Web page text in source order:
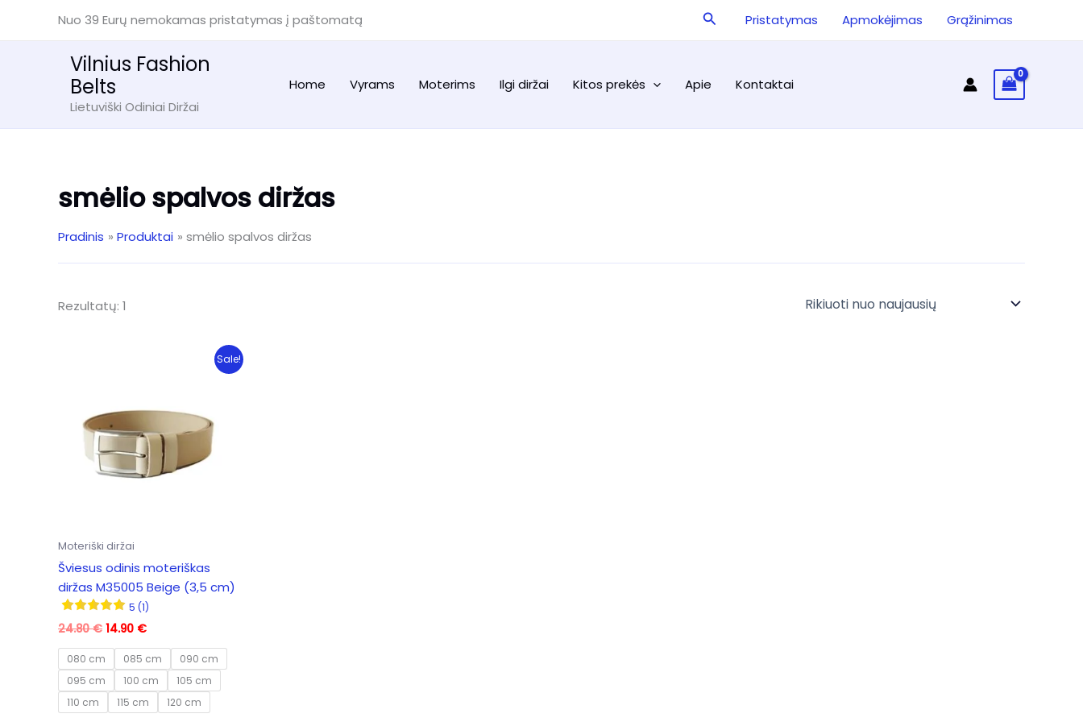
Nuo 39 Eurų nemokamas pristatymas į paštomatą PaieškaPristatymas Apmokėjimas Grąžinimas
Vilnius Fashion
Belts
Lietuviški Odiniai Diržai
Home Vyrams Moterims Ilgi diržai Kitos prekės Apie Kontaktai
smėlio spalvos diržas
Pradinis Produktai smėlio spalvos diržas
Rezultatų: 1
Sale!
Moteriški diržai
Šviesus odinis moteriškas
diržas M35005 Beige (3,5 cm)
5 (1)
24.80€ Original
was:
24.80 €.
14.90 €Current
is:
14.90 €.
080 cm 085 cm
090 cm
095 cm
100 cm
105 cm
110 cm
115 cm 120 cm